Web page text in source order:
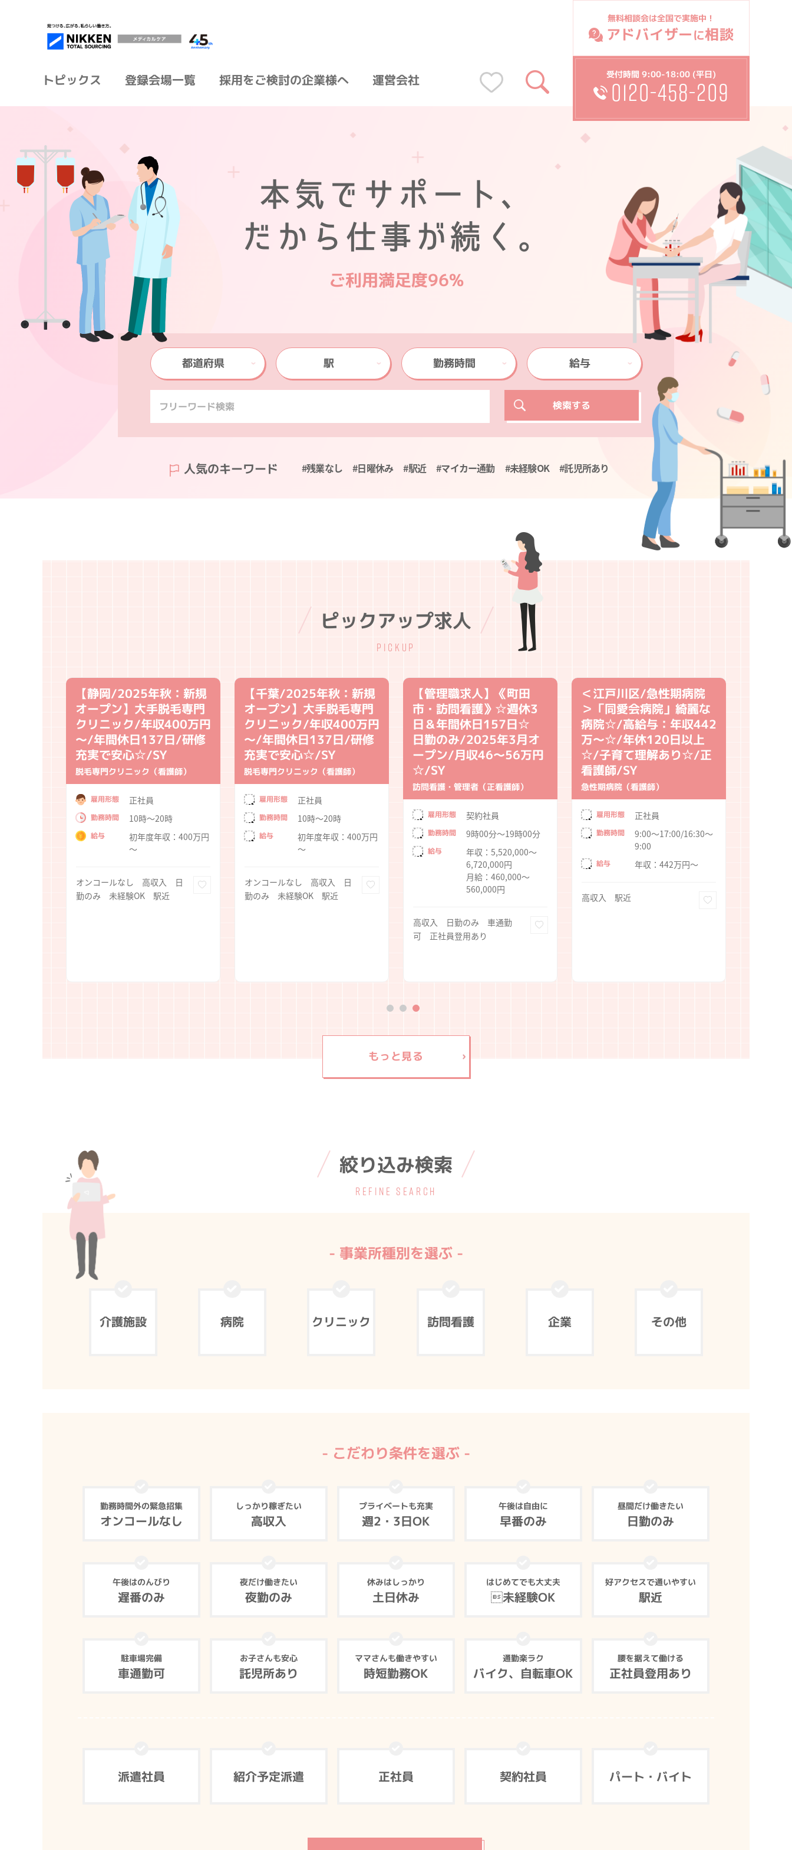
トピックス 登録会場一覧 採用をご検討の企業様へ 運営会社
無料相談会は全国で実施中！
アドバイザーに相談
受付時間 9:00-18:00 (平日)
0120-458-209
ご利用満足度96%
都道府県 駅 勤務時間 給与
検索する
人気のキーワード #残業なし #日曜休み #駅近 #マイカー通勤 #未経験OK #託児所あり
ピックアップ求人
PICKUP
【静岡/2025年秋：新規
オープン】大手脱毛専門
クリニック/年収400万円
～/年間休日137日/研修
充実で安心☆/SY
脱毛専門クリニック（看護師）
雇用形態 正社員
勤務時間 10時～20時
給与
初年度年収：400万円
～
オンコールなし 高収入 日
勤のみ 未経験OK 駅近
【千葉/2025年秋：新規
オープン】大手脱毛専門
クリニック/年収400万円
～/年間休日137日/研修
充実で安心☆/SY
脱毛専門クリニック（看護師）
雇用形態 正社員
勤務時間 10時～20時
給与
初年度年収：400万円
～
オンコールなし 高収入 日
勤のみ 未経験OK 駅近
【管理職求人】《町田
市・訪問看護》☆週休3
日＆年間休日157日☆
日勤のみ/2025年3月オ
ープン/月収46～56万円
☆/SY
訪問看護・管理者（正看護師）
雇用形態 契約社員
勤務時間 9時00分～19時00分
給与
年収：5,520,000～
6,720,000円
月給：460,000～
560,000円
高収入 日勤のみ 車通勤
可 正社員登用あり
＜江戸川区/急性期病院
＞「同愛会病院」綺麗な
病院☆/高給与：年収442
万～☆/年休120日以上
☆/子育て理解あり☆/正
看護師/SY
急性期病院（看護師）
雇用形態 正社員
勤務時間
9:00～17:00/16:30～
9:00
給与 年収：442万円～
高収入 駅近
もっと見る
絞り込み検索
REFINE SEARCH
- 事業所種別を選ぶ -
介護施設 病院 クリニック 訪問看護 企業 その他
- こだわり条件を選ぶ -
勤務時間外の緊急招集
オンコールなし
しっかり稼ぎたい
高収入
プライベートも充実
週2・3日OK
午後は自由に
早番のみ
昼間だけ働きたい
日勤のみ
午後はのんびり
遅番のみ
夜だけ働きたい
夜勤のみ
休みはしっかり
土日休み
はじめてでも大丈夫
未経験OK
好アクセスで通いやすい
駅近
駐車場完備
車通勤可
お子さんも安心
託児所あり
ママさんも働きやすい
時短勤務OK
通勤楽ラク
バイク、自転車OK
腰を据えて働ける
正社員登用あり
派遣社員 紹介予定派遣 正社員 契約社員 パート・バイト